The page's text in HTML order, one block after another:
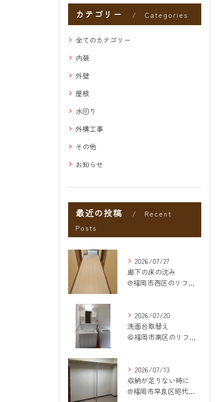
カテゴリー Categories
全てのカテゴリー
内装
外壁
屋根
水回り
外構工事
その他
お知らせ
最近の投稿
Recent
Posts
2026/07/27
廊下の床の沈み
@福岡市西区のリフォーム
2026/07/20
洗面台取替え
＠福岡市南区のリフォーム
2026/07/13
収納が足りない時に
@福岡市早良区昭代のリフォーム